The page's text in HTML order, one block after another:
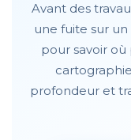
Avant des
une fuite sur
pour savoir où
profondeur et